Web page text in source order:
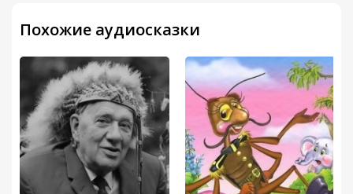
Похожие аудиосказки